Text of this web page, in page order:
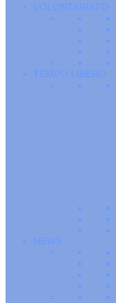
VOLONTARIATO
TEMPO LIBERO
NEWS